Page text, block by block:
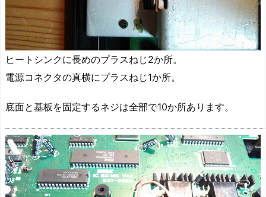
ヒートシンクに長めのプラスねじ2か所。
電源コネクタの真横にプラスねじ1か所。
底面と基板を固定するネジは全部で10か所あります。